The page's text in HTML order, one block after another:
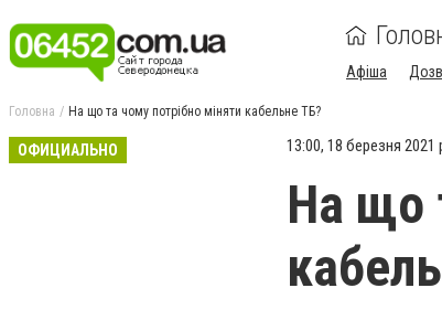
Афіша
Головна На що та чому потрібно міняти кабельне ТБ?
ОФИЦИАЛЬНО 13:00, 18 березня 2021
На що